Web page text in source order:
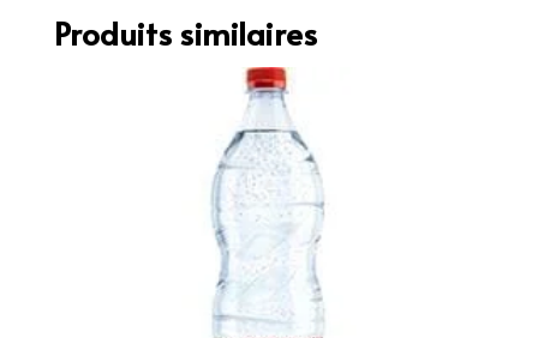
Produits similaires